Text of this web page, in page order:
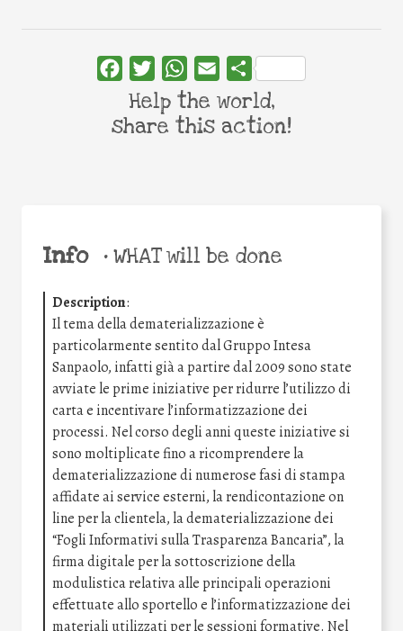
Info •WHAT will be done
Description:
Il tema della dematerializzazione è
particolarmente sentito dal Gruppo Intesa
Sanpaolo, infatti già a partire dal 2009 sono state
avviate le prime iniziative per ridurre l’utilizzo di
carta e incentivare l’informatizzazione dei
processi. Nel corso degli anni queste iniziative si
sono moltiplicate fino a ricomprendere la
dematerializzazione di numerose fasi di stampa
affidate ai service esterni, la rendicontazione on
line per la clientela, la dematerializzazione dei
“Fogli Informativi sulla Trasparenza Bancaria”, la
firma digitale per la sottoscrizione della
modulistica relativa alle principali operazioni
effettuate allo sportello e l’informatizzazione dei
materiali utilizzati per le sessioni formative. Nel
FacebookTwitterWhatsApp
Email Share
Help the world,
share this action!